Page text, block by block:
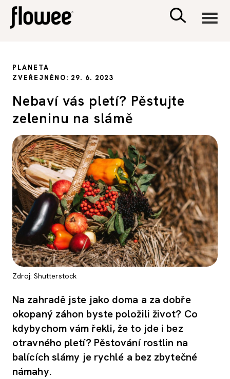
PSYCHOLOGIE
RODINA A DĚTI
SEX A VZTAHY
PORADNA
PLANETA
ZVEŘEJNĚNO: 29. 6. 2023
Nebaví vás pletí? Pěstujte
zeleninu na slámě
Zdroj: Shutterstock
Na zahradě jste jako doma a za dobře
okopaný záhon byste položili život? Co
kdybychom vám řekli, že to jde i bez
otravného pletí? Pěstování rostlin na
balících slámy je rychlé a bez zbytečné
námahy.